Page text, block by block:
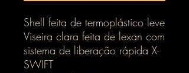
Shell feita de termoplástico leve
Viseira clara feita de lexan com
sistema de liberação rápida X-
SWIFT